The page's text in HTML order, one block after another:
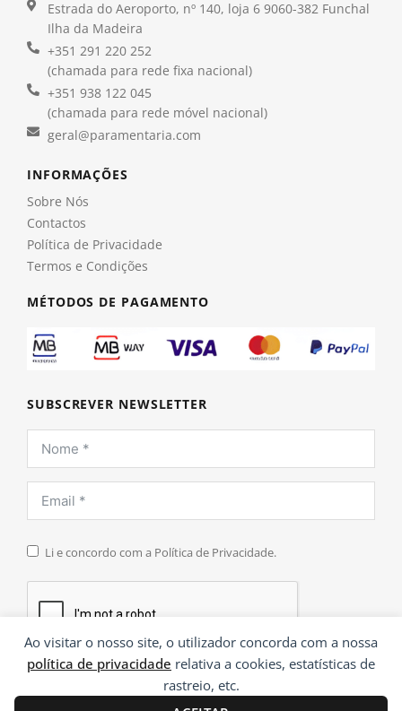
Ao visitar o nosso site, o utilizador concorda com a nossa
política de privacidade relativa a cookies, estatísticas de
rastreio, etc.
Estrada do Aeroporto, nº 140, loja 6 9060-382 Funchal
Ilha da Madeira
+351 291 220 252
(chamada para rede fixa nacional)
+351 938 122 045
(chamada para rede móvel nacional)
geral@paramentaria.com
INFORMAÇÕES
Sobre Nós
Contactos
Política de Privacidade
Termos e Condições
MÉTODOS DE PAGAMENTO
SUBSCREVER NEWSLETTER
Li e concordo com a Política de Privacidade.
INSCREVER